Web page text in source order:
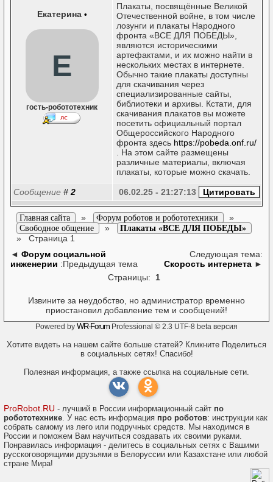
Екатерина •
Е
гость-робототехник
Плакаты, посвящённые Великой
Отечественной войне, в том числе
лозунги и плакаты Народного
фронта «ВСЕ ДЛЯ ПОБЕДЫ»,
являются историческими
артефактами, и их можно найти в
нескольких местах в интернете.
Обычно такие плакаты доступны
для скачивания через
специализированные сайты,
библиотеки и архивы. Кстати, для
скачивания плакатов вы можете
посетить официальный портал
Общероссийского Народного
фронта здесь https://pobeda.onf.ru/
. На этом сайте размещены
различные материалы, включая
плакаты, которые можно скачать.
Сообщение # 2 06.02.25 - 21:27:13
Главная сайта » Форум роботов и робототехники »
Свободное общение » Плакаты «ВСЕ ДЛЯ ПОБЕДЫ»
» Страница 1
◄ Форум социальной
инженерии :Предыдущая тема
Следующая тема:
Скорость интернета ►
Страницы: 1
Извините за неудобство, но администратор временно
приостановил добавление тем и сообщений!
Powered by WR-Forum Professional © 2.3 UTF-8 beta версия
Хотите видеть на нашем сайте больше статей? Кликните Поделиться
в социальных сетях! Спасибо!
Полезная информация, а также ссылка на социальные сети.
ProRobot.RU - лучший в России информационный сайт по
робототехнике. У нас есть информация про роботов: инструкции как
собрать самому из лего или подручных средств. Мы находимся в
России и поможем Вам научиться создавать их своими руками.
Понравилась информация - делитесь в социальных сетях с Вашими
русскоговорящими друзьями в Белоруссии или Казахстане или любой
стране Мира!